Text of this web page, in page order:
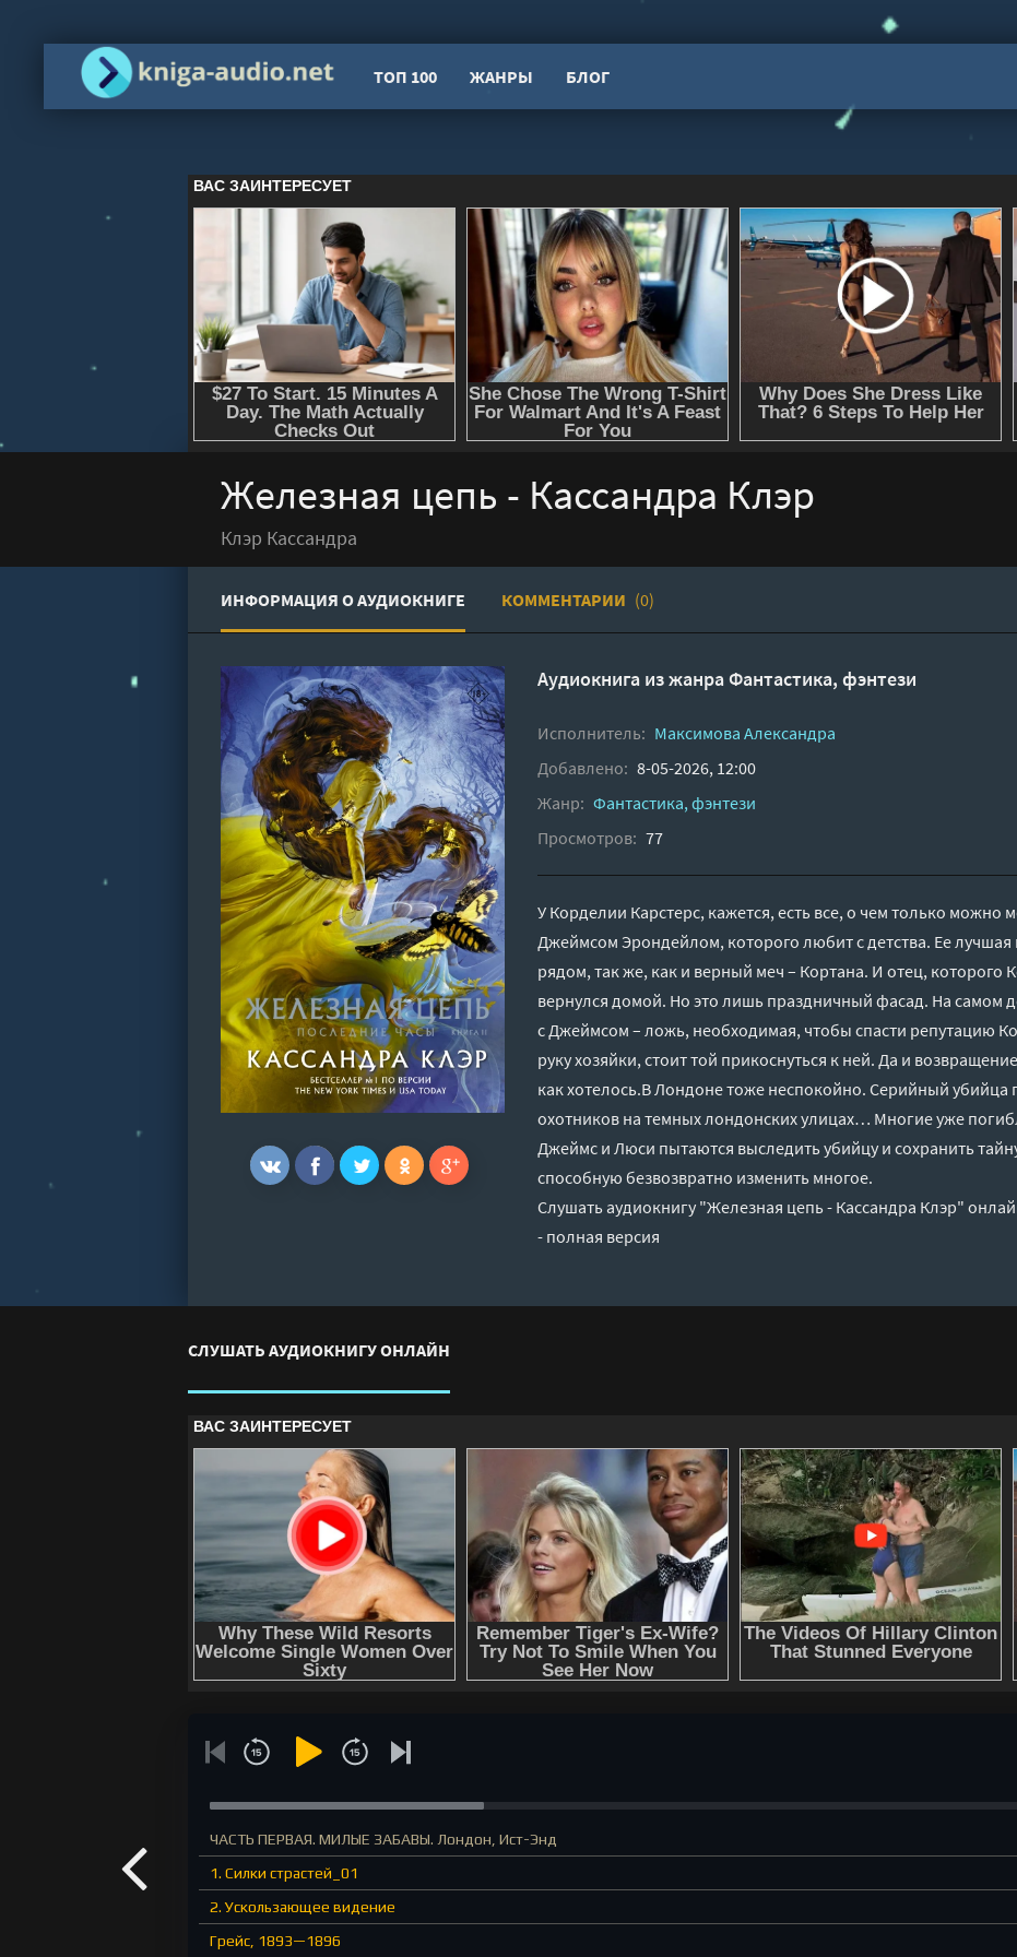
ТОП 100 ЖАНРЫ БЛОГ
Железная цепь - Кассандра Клэр
Клэр Кассандра
ИНФОРМАЦИЯ О АУДИОКНИГЕ КОММЕНТАРИИ (0)
Аудиокнига из жанраФантастика, фэнтези
Исполнитель: Максимова Александра
Добавлено: 8-05-2026, 12:00
Жанр: Фантастика, фэнтези
Просмотров: 77
У Корделии Карстерс, кажется, есть все, о чем только можно
Джеймсом Эрондейлом, которого любит с детства. Ее
рядом, так же, как и верный меч – Кортана. И отец, которого
вернулся домой. Но это лишь праздничный фасад. На самом
с Джеймсом – ложь, необходимая, чтобы спасти репутацию
руку хозяйки, стоит той прикоснуться к ней. Да и
как хотелось.В Лондоне тоже неспокойно. Серийный убийца
охотников на темных лондонских улицах… Многие уже
Джеймс и Люси пытаются выследить убийцу и сохранить
способную безвозвратно изменить многое.
Слушать аудиокнигу "Железная цепь - Кассандра Клэр"
- полная версия
СЛУШАТЬ АУДИОКНИГУ ОНЛАЙН
ЧАСТЬ ПЕРВАЯ. МИЛЫЕ ЗАБАВЫ. Лондон, Ист-Энд
1. Силки страстей_01
2. Ускользающее видение
Грейс, 1893—1896